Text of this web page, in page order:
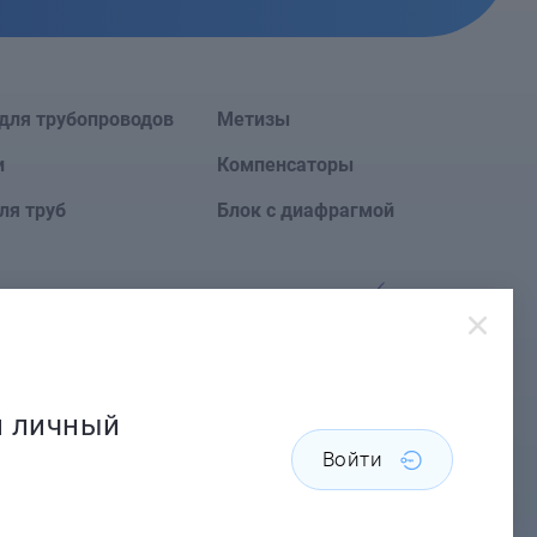
трубопроводов
труб
Метизы
Компенсаторы
Блок с диафрагмой
личный
Войти